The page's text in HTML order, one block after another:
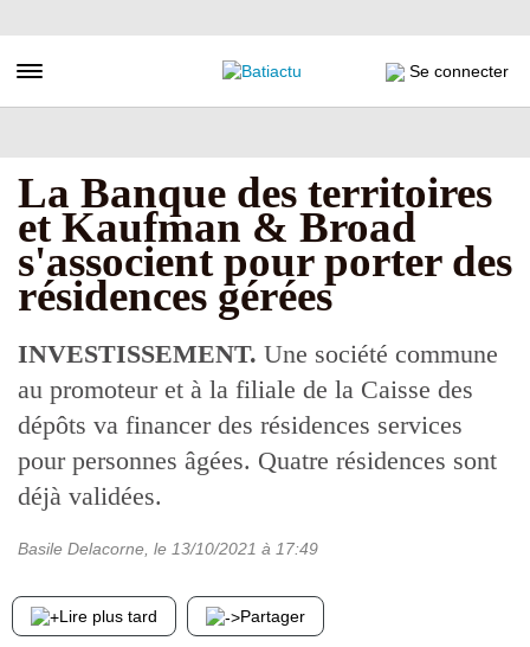
au
principal
Toggle navigation Se connecter
La Banque des territoires
et Kaufman & Broad
s'associent pour porter des
résidences gérées
INVESTISSEMENT. Une société commune
au promoteur et à la filiale de la Caisse des
dépôts va financer des résidences services
pour personnes âgées. Quatre résidences sont
déjà validées.
Basile Delacorne , le 13/10/2021 à 17:49
Lire plus tard Partager